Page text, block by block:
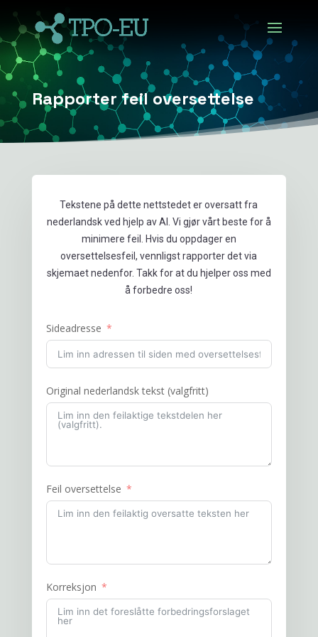
Rapporter feil oversettelse
Tekstene på dette nettstedet er oversatt fra
nederlandsk ved hjelp av AI. Vi gjør vårt beste for å
minimere feil. Hvis du oppdager en
oversettelsesfeil, vennligst rapporter det via
skjemaet nedenfor. Takk for at du hjelper oss med
å forbedre oss!
Sideadresse
Original nederlandsk tekst (valgfritt)
Feil oversettelse
Korreksjon